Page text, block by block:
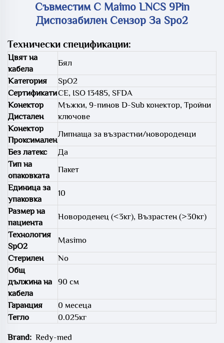
Съвместим С Maimo LNCS 9Pin
Диспозабилен Сензор За Spo2
Технически спецификации:
Цвят на
кабела
Бял
Категория
SpO2
СертификатиCE, ISO 13485, SFDA
Конектор
Дистален
Мъжки, 9-пинов D-Sub конектор, Тройни
ключове
Конектор
Проксимален
Липнаща за възрастни/новороденци
Без латекс
Да
Тип на
опаковката
Пакет
Единица за
упаковка
10
Размер на
пациента
Новороденец (<3кг), Възрастен (>30кг)
Технология
SpO2
Masimo
Стерилен
No
Общ
дължина на
кабела
90 см
Гаранция
0 месеца
Тегло
0.025кг
Brand: Redy-med